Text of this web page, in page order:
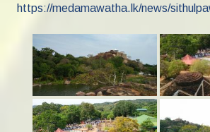
https://medamawatha.lk/news/